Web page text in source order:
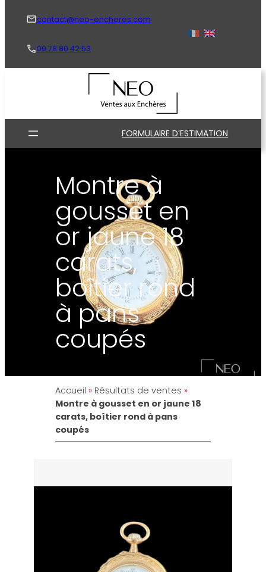
contact@neo-encheres.com
09 78 80 42 53
FORMULAIRE D’ESTIMATION
Montre à
gousset en
or jaune 18
carats,
boîtier rond
à pans
coupés
Accueil » Résultats de ventes »
Montre à gousset en or jaune 18
carats, boîtier rond à pans
coupés